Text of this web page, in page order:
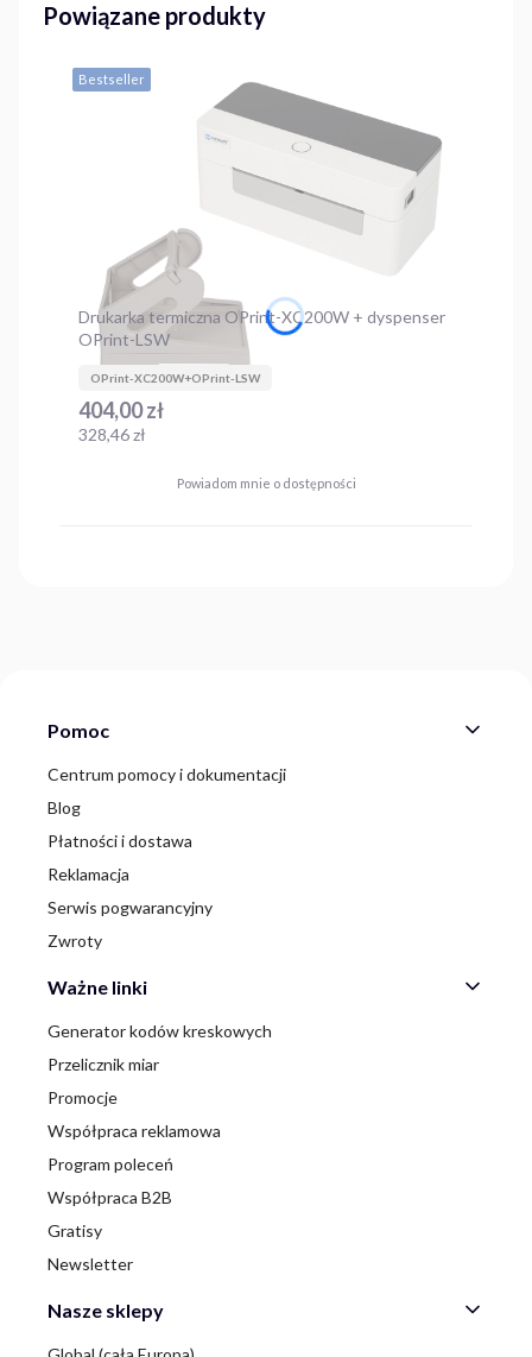
Powiązane produkty
Bestseller
OPrint-XC200W+OPrint-LSW
Drukarka termiczna OPrint-XC200W + dyspenser
OPrint-LSW
Cena
404,00 zł
Cena
328,46 zł
Powiadom mnie o dostępności
Linki w stopce
Pomoc
Centrum pomocy i dokumentacji
Blog
Płatności i dostawa
Reklamacja
Serwis pogwarancyjny
Zwroty
Ważne linki
Generator kodów kreskowych
Przelicznik miar
Promocje
Współpraca reklamowa
Program poleceń
Współpraca B2B
Gratisy
Newsletter
Nasze sklepy